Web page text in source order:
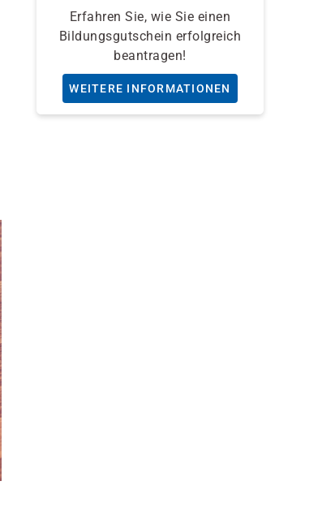
Erfahren Sie, wie Sie einen
Bildungsgutschein erfolgreich
beantragen!
WEITERE INFORMATIONEN